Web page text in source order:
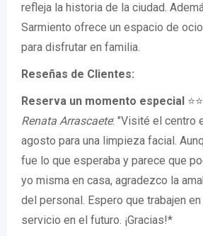
refleja la historia de la ciudad.
Sarmiento ofrece un espacio de
para disfrutar en familia.
Reseñas de Clientes:
Reserva un momento especial
Renata Arrascaete: "Visité el centro
agosto para una limpieza facial.
fue lo que esperaba y parece que
yo misma en casa, agradezco la
del personal. Espero que trabajen
servicio en el futuro. ¡Gracias!*